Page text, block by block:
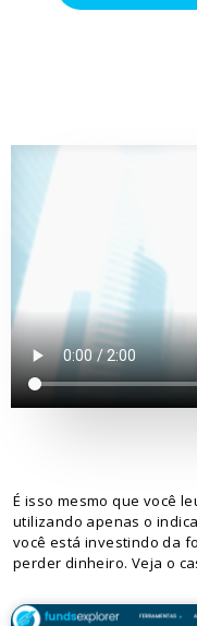
É isso mesmo que você
utilizando apenas o
você está investindo da
perder dinheiro. Veja o